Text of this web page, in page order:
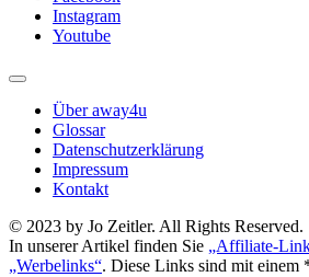
Instagram
Youtube
Über away4u
Glossar
Datenschutzerklärung
Impressum
Kontakt
© 2023 by Jo Zeitler. All Rights Reserved.
In unserer Artikel finden Sie „Affiliate-
„Werbelinks“. Diese Links sind mit einem